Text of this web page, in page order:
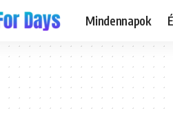
Mindennapok